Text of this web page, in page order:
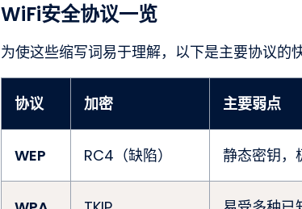
WiFi安全协议一览
为使这些缩写词易于理解，以下是主要协议的
协议 加密 主要弱点
WEP RC4（缺陷） 静态密钥，